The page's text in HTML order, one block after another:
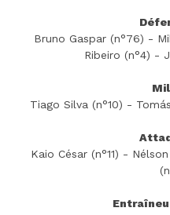
Bruno Gaspar (n°76) -
Ribeiro (n°4) -
Tiago Silva (n°10) -
Kaio César (n°11) -